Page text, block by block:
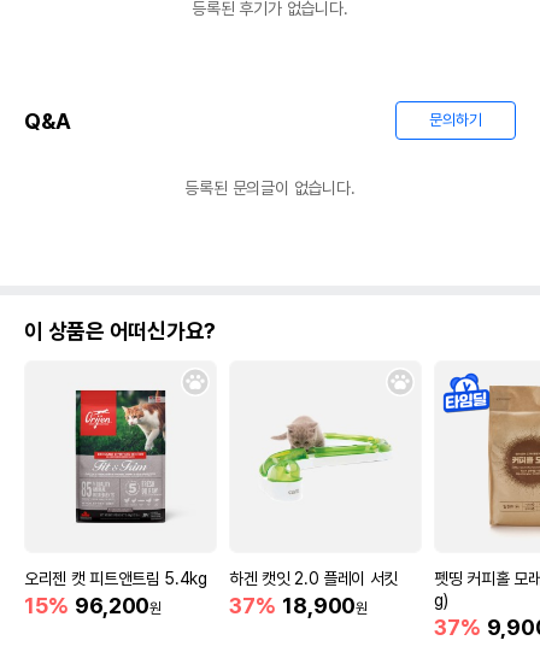
등록된 후기가 없습니다.
Q&A 문의하기
등록된 문의글이 없습니다.
이 상품은 어떠신가요?
오리젠 캣 피트앤트림 5.4kg
15% 96,200원
하겐 캣잇 2.0 플레이 서킷
37% 18,900원
펫띵 커피홀 모
g)
37%